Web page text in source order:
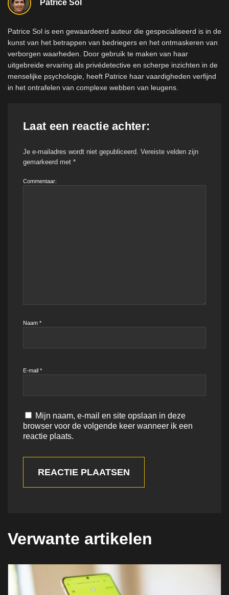
Patrice Sol
Patrice Sol is een gewaardeerd auteur die gespecialiseerd is in de
kunst van het betrappen van bedriegers en het ontmaskeren van
verborgen waarheden. Door gebruik te maken van haar
uitgebreide ervaring als privédetective en scherpe inzichten in de
menselijke psychologie, heeft Patrice haar vaardigheden verfijnd
in het ontrafelen van complexe webben van leugens.
Laat een reactie achter:
Je e-mailadres wordt niet gepubliceerd. Vereiste velden zijn
gemarkeerd met *
Commentaar:
Naam *
E-mail *
Mijn naam, e-mail en site opslaan in deze
browser voor de volgende keer wanneer ik een
reactie plaats.
REACTIE PLAATSEN
Verwante artikelen